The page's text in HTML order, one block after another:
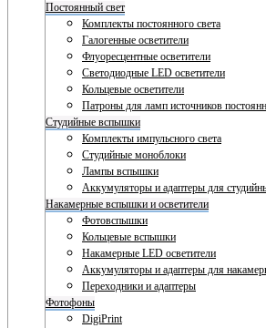
Постоянный свет
Комплекты постоянного света
Галогенные осветители
Флуоресцентные осветители
Светодиодные LED осветители
Кольцевые осветители
Патроны для ламп источников
Студийные вспышки
Комплекты импульсного света
Студийные моноблоки
Лампы вспышки
Аккумуляторы и адаптеры для
Накамерные вспышки и осветители
Фотовспышки
Кольцевые вспышки
Накамерные LED осветители
Аккумуляторы и адаптеры для
Переходники и адаптеры
Фотофоны
DigiPrint